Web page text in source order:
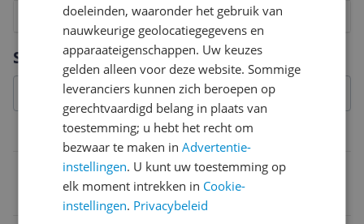
Specificaties
Overige kenmerken
Verpakkingsgewicht
8
7
6
5
4
3
2
Vraag 1 van 4
doeleinden, waaronder het gebruik van
nauwkeurige geolocatiegegevens en
apparaateigenschappen. Uw keuzes
gelden alleen voor deze website. Sommige
leveranciers kunnen zich beroepen op
gerechtvaardigd belang in plaats van
toestemming; u hebt het recht om
bezwaar te maken inAdvertentie-
instellingen. U kunt uw toestemming op
elk moment intrekken in Cookie-
instellingen. Privacybeleid